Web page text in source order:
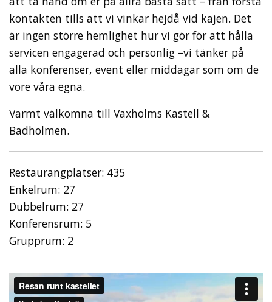
kontakten tills att vi vinkar hejdå vid kajen. Det
är ingen större hemlighet hur vi gör för att hålla
servicen engagerad och personlig –vi tänker på
alla konferenser, event eller middagar som om de
vore våra egna.
Varmt välkomna till Vaxholms Kastell &
Badholmen.
Restaurangplatser: 435
Enkelrum: 27
Dubbelrum: 27
Konferensrum: 5
Grupprum: 2